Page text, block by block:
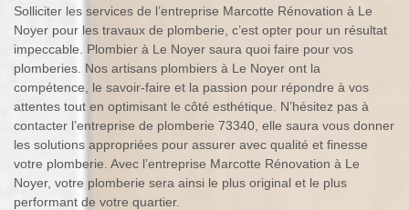
Solliciter les services de l’entreprise Marcotte Rénovation à Le
Noyer pour les travaux de plomberie, c’est opter pour un résultat
impeccable. Plombier à Le Noyer saura quoi faire pour vos
plomberies. Nos artisans plombiers à Le Noyer ont la
compétence, le savoir-faire et la passion pour répondre à vos
attentes tout en optimisant le côté esthétique. N’hésitez pas à
contacter l’entreprise de plomberie 73340, elle saura vous donner
les solutions appropriées pour assurer avec qualité et finesse
votre plomberie. Avec l’entreprise Marcotte Rénovation à Le
Noyer, votre plomberie sera ainsi le plus original et le plus
performant de votre quartier.